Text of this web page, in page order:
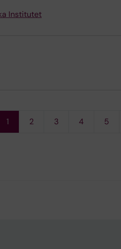
Institutet
Current
page
1 Page
2 Page
3 Page
4 Page
5